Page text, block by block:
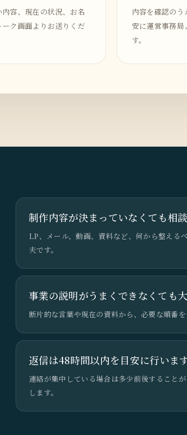
容、現在の状況、お名
ク画面よりお送りくだ
内容を確認の
安に運営事務局
す。
制作内容が決まっていなくても相
LP、メール、動画、資料など、何から整える
夫です。
事業の説明がうまくできなくても
断片的な言葉や現在の資料から、必要な順番を
返信は48時間以内を目安に行いま
連絡が集中している場合は多少前後すること
します。